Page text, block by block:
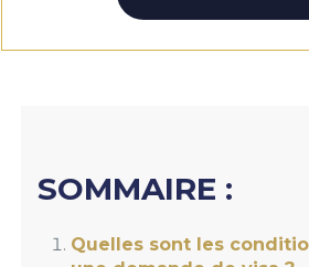
SOMMAIRE :
Quelles sont les